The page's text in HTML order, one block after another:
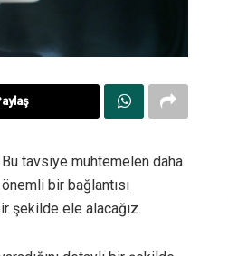
tavsiye muhtemelen daha
önemli bir bağlantısı
şekilde ele alacağız.